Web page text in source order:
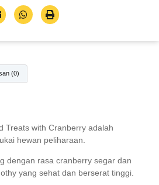
(0)
Treats with Cranberry adalah
hewan peliharaan.
dengan rasa cranberry segar dan
yang sehat dan berserat tinggi.